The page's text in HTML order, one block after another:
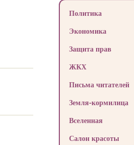
Политика
Экономика
Защита прав
ЖКХ
Письма читателей
Земля-кормилица
Вселенная
Салон красоты